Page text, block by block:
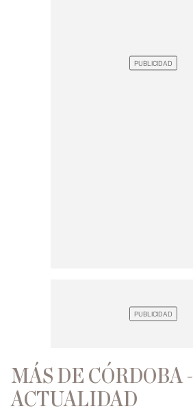
MÁS DE CÓRDOBA -
ACTUALIDAD